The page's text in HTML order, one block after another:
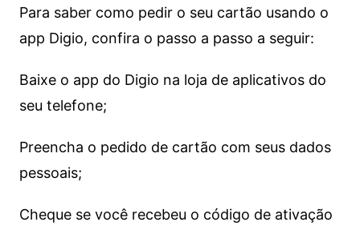
Para saber como pedir o seu cartão usando o
app Digio, confira o passo a passo a seguir:
Baixe o app do Digio na loja de aplicativos do
seu telefone;
Preencha o pedido de cartão com seus dados
pessoais;
Cheque se você recebeu o código de ativação